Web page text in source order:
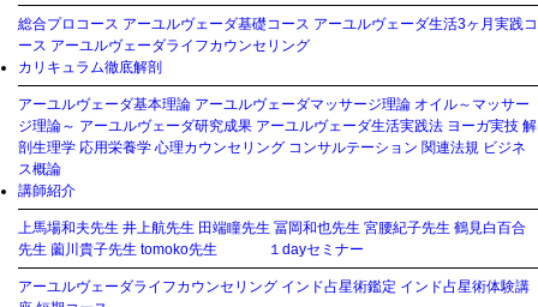
総合プロコース アーユルヴェーダ基礎コース アーユルヴェーダ生活3ヶ月実践コ
ース アーユルヴェーダライフカウンセリング
カリキュラム徹底解剖
アーユルヴェーダ基本理論 アーユルヴェーダマッサージ理論 オイル～マッサー
ジ理論～ アーユルヴェーダ研究成果 アーユルヴェーダ生活実践法 ヨーガ実技 解
剖生理学 応用栄養学 心理カウンセリング コンサルテーション 関連法規 ビジネ
ス概論
講師紹介
上馬場和夫先生 井上航先生 田端瞳先生 冨岡和也先生 宮腰紀子先生 鶴見白百合
先生 薗川貴子先生 tomoko先生 １dayセミナー
アーユルヴェーダライフカウンセリング インド占星術鑑定 インド占星術体験講